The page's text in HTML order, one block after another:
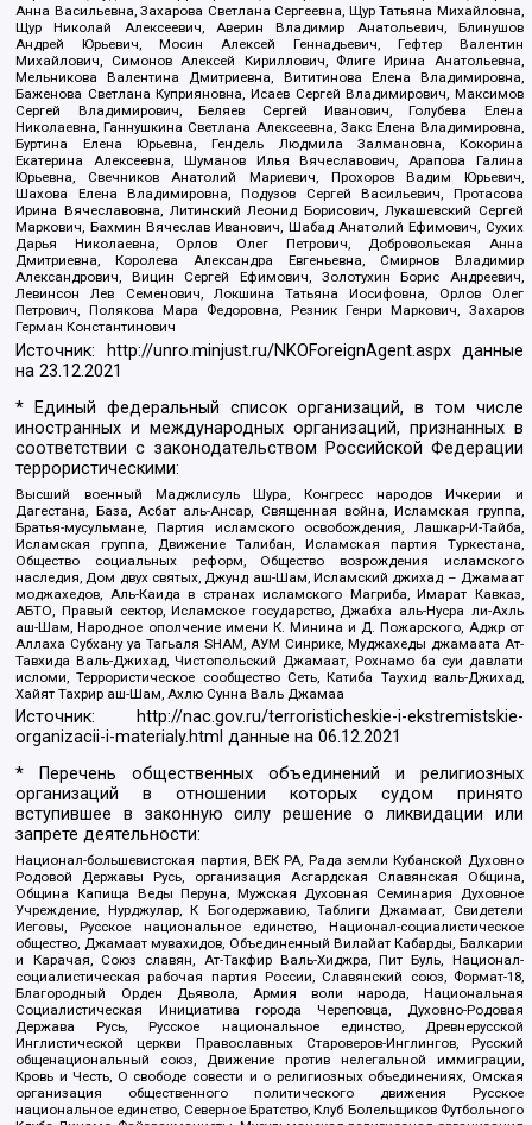
Анна Васильевна, Захарова Светлана Сергеевна, Щур Татьяна Михайловна,
Щур Николай Алексеевич, Аверин Владимир Анатольевич, Блинушов
Андрей Юрьевич, Мосин Алексей Геннадьевич, Гефтер Валентин
Михайлович, Симонов Алексей Кириллович, Флиге Ирина Анатольевна,
Мельникова Валентина Дмитриевна, Вититинова Елена Владимировна,
Баженова Светлана Куприяновна, Исаев Сергей Владимирович, Максимов
Сергей Владимирович, Беляев Сергей Иванович, Голубева Елена
Николаевна, Ганнушкина Светлана Алексеевна, Закс Елена Владимировна,
Буртина Елена Юрьевна, Гендель Людмила Залмановна, Кокорина
Екатерина Алексеевна, Шуманов Илья Вячеславович, Арапова Галина
Юрьевна, Свечников Анатолий Мариевич, Прохоров Вадим Юрьевич,
Шахова Елена Владимировна, Подузов Сергей Васильевич, Протасова
Ирина Вячеславовна, Литинский Леонид Борисович, Лукашевский Сергей
Маркович, Бахмин Вячеслав Иванович, Шабад Анатолий Ефимович, Сухих
Дарья Николаевна, Орлов Олег Петрович, Добровольская Анна
Дмитриевна, Королева Александра Евгеньевна, Смирнов Владимир
Александрович, Вицин Сергей Ефимович, Золотухин Борис Андреевич,
Левинсон Лев Семенович, Локшина Татьяна Иосифовна, Орлов Олег
Петрович, Полякова Мара Федоровна, Резник Генри Маркович, Захаров
Герман Константинович
Источник: http://unro.minjust.ru/NKOForeignAgent.aspxданные
на23.12.2021
* Единый федеральный список организаций, в том числе
иностранных и международных организаций, признанных в
соответствии с законодательством Российской Федерации
террористическими:
Высший военный Маджлисуль Шура, Конгресс народов Ичкерии и
Дагестана, База, Асбат аль-Ансар, Священная война, Исламская группа,
Братья-мусульмане, Партия исламского освобождения, Лашкар-И-Тайба,
Исламская группа, Движение Талибан, Исламская партия Туркестана,
Общество социальных реформ, Общество возрождения исламского
наследия, Дом двух святых, Джунд аш-Шам, Исламский джихад – Джамаат
моджахедов, Аль-Каида в странах исламского Магриба, Имарат Кавказ,
АБТО, Правый сектор, Исламское государство, Джабха аль-Нусра ли-Ахль
аш-Шам, Народное ополчение имени К. Минина и Д. Пожарского, Аджр от
Аллаха Субхану уа Тагьаля SHAM, АУМ Синрике, Муджахеды джамаата Ат-
Тавхида Валь-Джихад, Чистопольский Джамаат, Рохнамо ба суи давлати
исломи, Террористическое сообщество Сеть, Катиба Таухид валь-Джихад,
Хайят Тахрир аш-Шам, Ахлю Сунна Валь Джамаа
Источник:
http://nac.gov.ru/terroristicheskie-i-ekstremistskie-
organizacii-i-materialy.html данные на06.12.2021
* Перечень общественных объединений и религиозных
организаций в отношении которых судом принято
вступившее в законную силу решение о ликвидации или
запрете деятельности:
Национал-большевистская партия, ВЕК РА, Рада земли Кубанской Духовно
Родовой Державы Русь, организация Асгардская Славянская Община,
Община Капища Веды Перуна, Мужская Духовная Семинария Духовное
Учреждение, Нурджулар, К Богодержавию, Таблиги Джамаат, Свидетели
Иеговы, Русское национальное единство, Национал-социалистическое
общество, Джамаат мувахидов, Объединенный Вилайат Кабарды, Балкарии
и Карачая, Союз славян, Ат-Такфир Валь-Хиджра, Пит Буль, Национал-
социалистическая рабочая партия России, Славянский союз, Формат-18,
Благородный Орден Дьявола, Армия воли народа, Национальная
Социалистическая Инициатива города Череповца, Духовно-Родовая
Держава Русь, Русское национальное единство, Древнерусской
Инглистической церкви Православных Староверов-Инглингов, Русский
общенациональный союз, Движение против нелегальной иммиграции,
Кровь и Честь, О свободе совести и о религиозных объединениях, Омская
организация общественного политического движения Русское
национальное единство, Северное Братство, Клуб Болельщиков Футбольного